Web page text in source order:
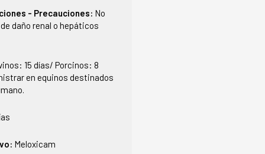
- Precauciones: No
daño renal o hepáticos
15 días/ Porcinos: 8
en equinos destinados
Meloxicam